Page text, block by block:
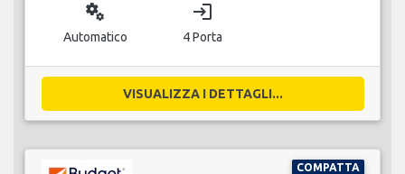
miscellaneous_services
Automatico
login
4 Porta
VISUALIZZA I DETTAGLI...
COMPATTA